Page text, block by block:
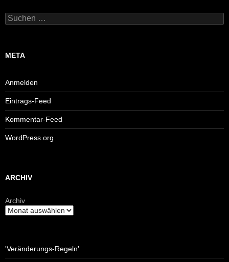
Suchen
nach:
META
Anmelden
Eintrags-Feed
Kommentar-Feed
WordPress.org
ARCHIV
Archiv
'Veränderungs-Regeln'